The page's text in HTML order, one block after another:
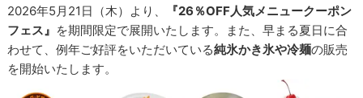
2026年5月21日（木）より、
『26％OFF人気メニュークーポン
フェス』 を期間限定で展開いたします。また、早まる夏日に合
わせて、例年ご好評をいただいている純氷かき氷や冷麺の販売
を開始いたします。